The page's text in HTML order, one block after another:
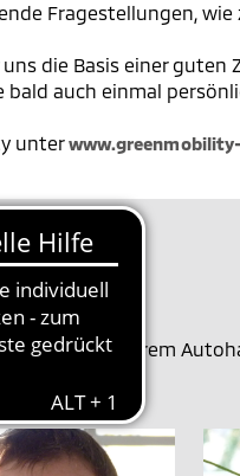
Fragestellungen,
die Basis einer
bald auch einmal
unter
in unserem